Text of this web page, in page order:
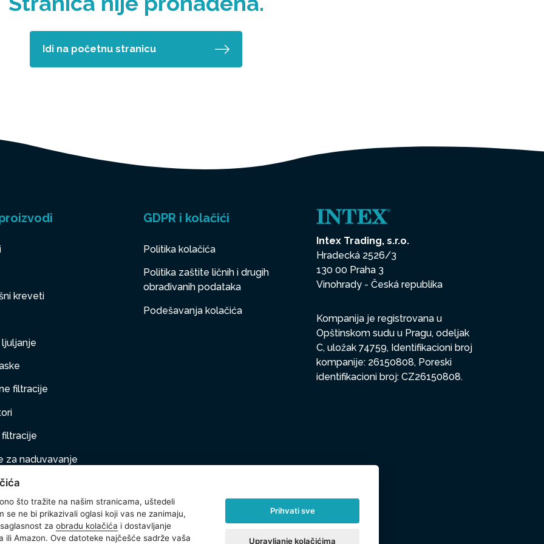
Idi na početnu stranicu
kreveti
filtracije
filtracije
za naduvavanje
na naduvavanje
oprema
GDPR i kolačići
Politika kolačića
Politika zaštite ličnih i drugih
obrađivanih podataka
Podešavanja kolačića
Intex Trading, s.r.o.
Hradecká 2526/3
130 00 Praha 3
Vinohrady - Česká republika
Kompanija je registrovana u
Opštinskom sudu u Pragu, odeljak
C, uložak 74759, Identifikacioni broj
kompanije: 26150808, Poreski
identifikacioni broj: CZ26150808.
što tražite na našim stranicama, uštedeli
se ne bi prikazivali oglasi koji vas ne zanimaju,
za obradu kolačića i dostavljanje
ili Amazon. Ove datoteke najčešće sadrže vaša
Prihvati sve
Upravljanje kolačićima